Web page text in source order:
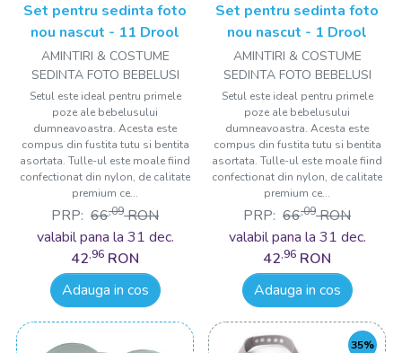
Set pentru sedinta foto
nou nascut - 11 Drool
AMINTIRI & COSTUME
SEDINTA FOTO BEBELUSI
Setul este ideal pentru primele
poze ale bebelusului
dumneavoastra. Acesta este
compus din fustita tutu si bentita
asortata. Tulle-ul este moale fiind
confectionat din nylon, de calitate
premium ce...
PRP: 66,09 RON
valabil pana la 31 dec.
42,96 RON
Adauga in cos
Set pentru sedinta foto
nou nascut - 1 Drool
AMINTIRI & COSTUME
SEDINTA FOTO BEBELUSI
Setul este ideal pentru primele
poze ale bebelusului
dumneavoastra. Acesta este
compus din fustita tutu si bentita
asortata. Tulle-ul este moale fiind
confectionat din nylon, de calitate
premium ce...
PRP: 66,09 RON
valabil pana la 31 dec.
42,96 RON
Adauga in cos
35%